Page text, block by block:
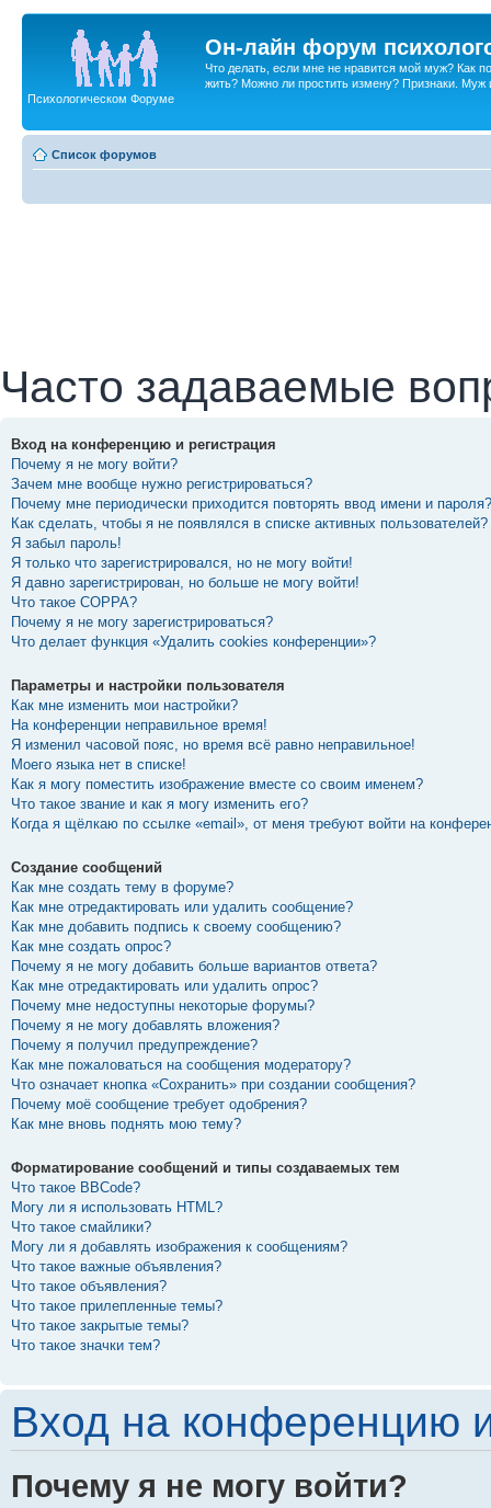
Он-лайн форум
Что делать, если мне не нравится мой муж? Как
жить? Можно ли простить измену? Признаки. Муж
Психологическом Форуме
Список форумов
Часто задаваемые
Вход на конференцию и регистрация
Почему я не могу войти?
Зачем мне вообще нужно регистрироваться?
Почему мне периодически приходится повторять ввод имени и пароля?
Как сделать, чтобы я не появлялся в списке активных пользователей?
Я забыл пароль!
Я только что зарегистрировался, но не могу войти!
Я давно зарегистрирован, но больше не могу войти!
Что такое COPPA?
Почему я не могу зарегистрироваться?
Что делает функция «Удалить cookies конференции»?
Параметры и настройки пользователя
Как мне изменить мои настройки?
На конференции неправильное время!
Я изменил часовой пояс, но время всё равно неправильное!
Моего языка нет в списке!
Как я могу поместить изображение вместе со своим именем?
Что такое звание и как я могу изменить его?
Когда я щёлкаю по ссылке «email», от меня требуют войти на
Создание сообщений
Как мне создать тему в форуме?
Как мне отредактировать или удалить сообщение?
Как мне добавить подпись к своему сообщению?
Как мне создать опрос?
Почему я не могу добавить больше вариантов ответа?
Как мне отредактировать или удалить опрос?
Почему мне недоступны некоторые форумы?
Почему я не могу добавлять вложения?
Почему я получил предупреждение?
Как мне пожаловаться на сообщения модератору?
Что означает кнопка «Сохранить» при создании сообщения?
Почему моё сообщение требует одобрения?
Как мне вновь поднять мою тему?
Форматирование сообщений и типы создаваемых тем
Что такое BBCode?
Могу ли я использовать HTML?
Что такое смайлики?
Могу ли я добавлять изображения к сообщениям?
Что такое важные объявления?
Что такое объявления?
Что такое прилепленные темы?
Что такое закрытые темы?
Что такое значки тем?
Вход на конференцию
Почему я не могу войти?